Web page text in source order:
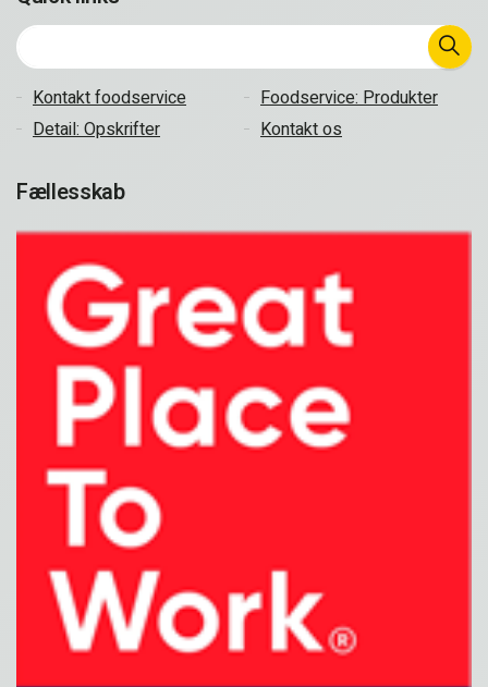
Kontakt foodservice
Foodservice: Produkter
Detail: Opskrifter
Kontakt os
Fællesskab